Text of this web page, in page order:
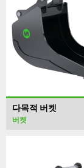
다목적 버켓
버켓